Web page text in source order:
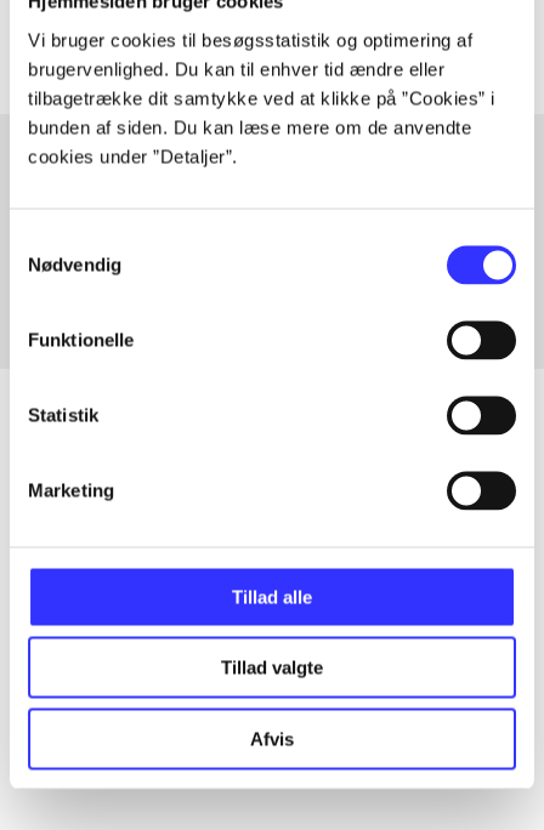
Vi bruger cookies til besøgsstatistik og optimering af
brugervenlighed. Du kan til enhver tid ændre eller
tilbagetrække dit samtykke ved at klikke på ”Cookies” i
bunden af siden. Du kan læse mere om de anvendte
cookies under ”Detaljer”.
Nødvendig
Funktionelle
Statistik
Marketing
Tillad alle
Tillad valgte
Afvis
Artikler